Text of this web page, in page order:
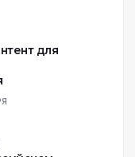
для